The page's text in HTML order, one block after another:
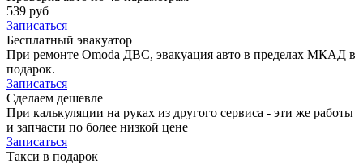
539 руб
Записаться
Бесплатный эвакуатор
При ремонте Omoda ДВС, эвакуация авто в пределах МКАД в
подарок.
Записаться
Сделаем дешевле
При калькуляции на руках из другого сервиса - эти же работы
и запчасти по более низкой цене
Записаться
Такси в подарок